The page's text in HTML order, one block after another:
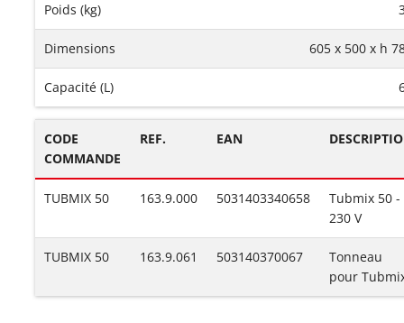
Poids (kg)
Dimensions 605 x 500 x h
Capacité (L)
CODE
COMMANDE
REF. EAN
TUBMIX 50 163.9.000 5031403340658
Tubmix 50 -
230 V
TUBMIX 50 163.9.061 503140370067
Tonneau
pour